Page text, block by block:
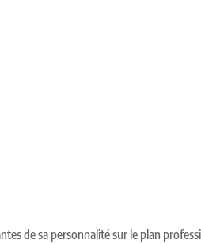
de sa personnalité sur le plan